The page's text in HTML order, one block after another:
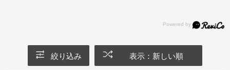
絞り込み 表示：新しい順